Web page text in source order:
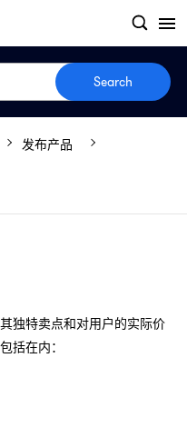
Search
发布产品
独特卖点和对用户的实际价
括在内：